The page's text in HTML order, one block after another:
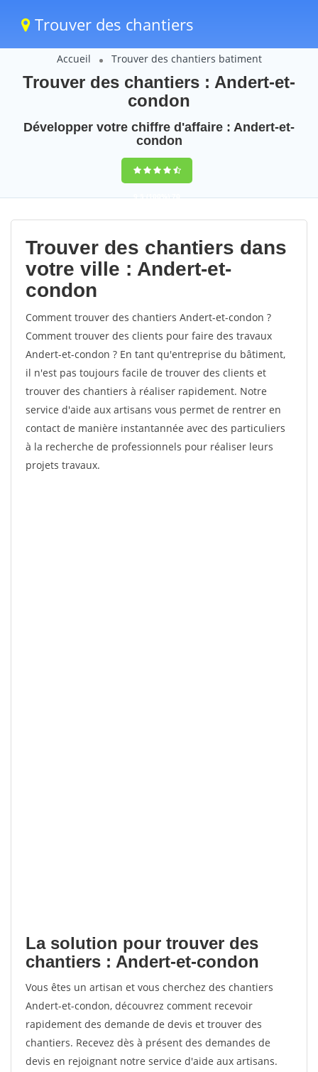
Trouver des chantiers
Accueil Trouver des chantiers batiment
Trouver des chantiers : Andert-et-
condon
Développer votre chiffre d'affaire : Andert-et-
condon
9,5(100%)70
votes
Trouver des chantiers dans
votre ville : Andert-et-
condon
Comment trouver des chantiers Andert-et-condon ?
Comment trouver des clients pour faire des travaux
Andert-et-condon ? En tant qu'entreprise du bâtiment,
il n'est pas toujours facile de trouver des clients et
trouver des chantiers à réaliser rapidement. Notre
service d'aide aux artisans vous permet de rentrer en
contact de manière instantannée avec des particuliers
à la recherche de professionnels pour réaliser leurs
projets travaux.
La solution pour trouver des
chantiers : Andert-et-condon
Vous êtes un artisan et vous cherchez des chantiers
Andert-et-condon, découvrez comment recevoir
rapidement des demande de devis et trouver des
chantiers. Recevez dès à présent des demandes de
devis en rejoignant notre service d'aide aux artisans.